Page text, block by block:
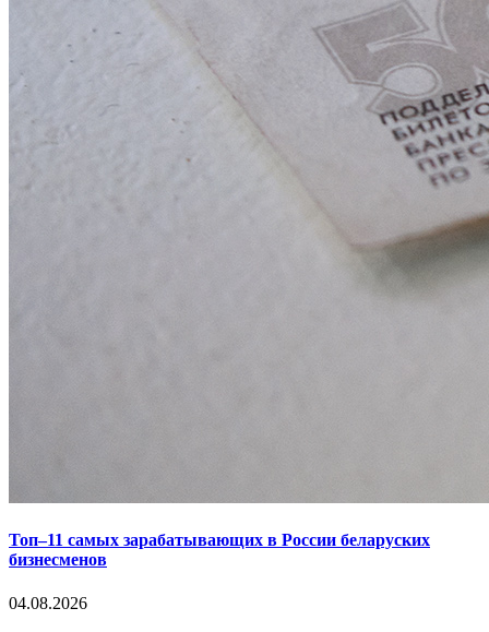
Топ–11 самых зарабатывающих в России беларуских
бизнесменов
04.08.2026